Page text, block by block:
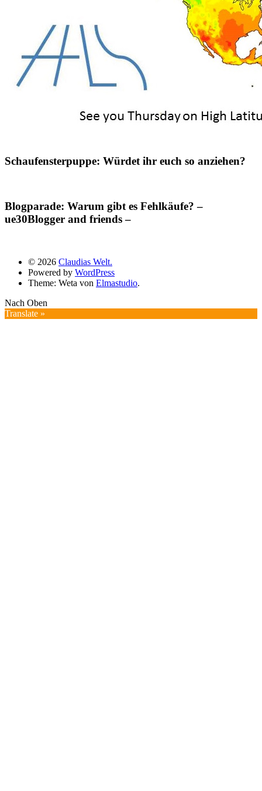
Schaufensterpuppe: Würdet ihr euch so anziehen?
Blogparade: Warum gibt es Fehlkäufe? –
ue30Blogger and friends –
© 2026 Claudias Welt.
Powered by WordPress
Theme: Weta von Elmastudio.
Nach Oben
Translate »